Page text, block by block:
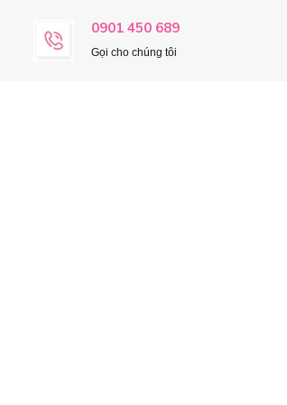
0901 450 689
Gọi cho chúng tôi